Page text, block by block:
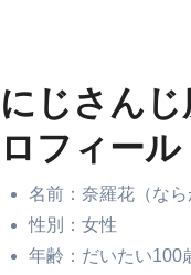
にじさん
ロフィール
名前：奈羅花（なら
性別：女性
年齢：だいたい100